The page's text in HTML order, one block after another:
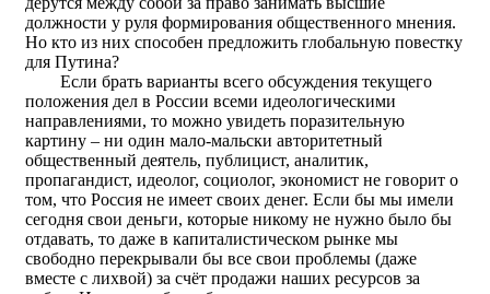
должности у руля формирования общественного мнения.
Но кто из них способен предложить глобальную повестку
для Путина?
Если брать варианты всего обсуждения текущего
положения дел в России всеми идеологическими
направлениями, то можно увидеть поразительную
картину – ни один мало-мальски авторитетный
общественный деятель, публицист, аналитик,
пропагандист, идеолог, социолог, экономист не говорит о
том, что Россия не имеет своих денег. Если бы мы имели
сегодня свои деньги, которые никому не нужно было бы
отдавать, то даже в капиталистическом рынке мы
свободно перекрывали бы все свои проблемы (даже
вместе с лихвой) за счёт продажи наших ресурсов за